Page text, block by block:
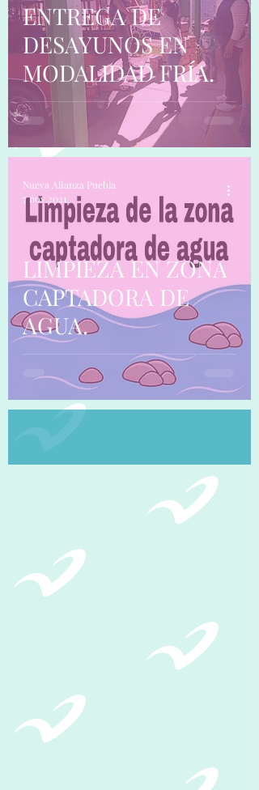
ENTREGA DE
DESAYUNOS EN
MODALIDAD FRÍA.
LIMPIEZA EN ZONA
CAPTADORA DE
AGUA.
Nueva Alianza Puebla
7 nov 2021